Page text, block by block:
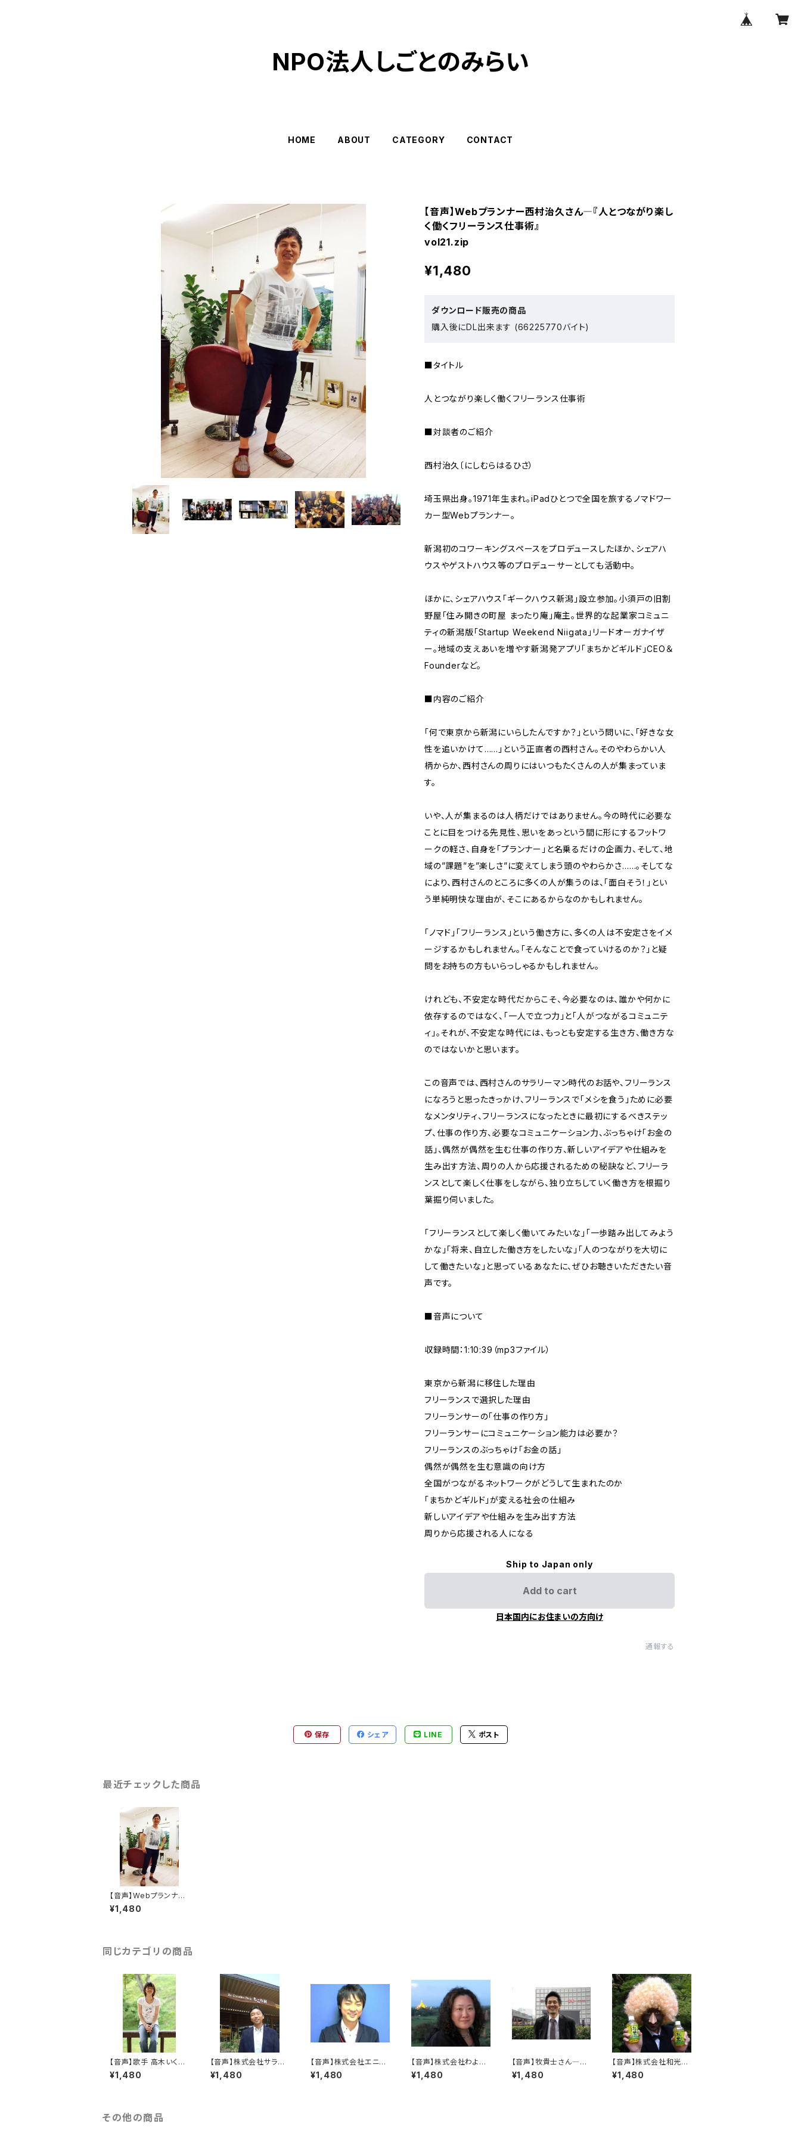
NPO法人しごとのみらい
HOME ABOUT CATEGORY CONTACT
【音声】Webプランナー西村治久さん―『人とつながり楽し
く働くフリーランス仕事術』
vol21.zip
¥1,480
ダウンロード販売の商品
購入後にDL出来ます (66225770バイト)
■タイトル
人とつながり楽しく働くフリーランス仕事術
■対談者のご紹介
西村治久〔にしむらはるひさ）
埼玉県出身。1971年生まれ。iPadひとつで全国を旅するノマドワー
カー型Webプランナー。
新潟初のコワーキングスペースをプロデュースしたほか、シェアハ
ウスやゲストハウス等のプロデューサーとしても活動中。
ほかに、シェアハウス「ギークハウス新潟」設立参加。小須戸の旧割
野屋「住み開きの町屋 まったり庵」庵主。世界的な起業家コミュニ
ティの新潟版「Startup Weekend Niigata」リードオーガナイザ
ー。地域の支えあいを増やす新潟発アプリ「まちかどギルド」CEO＆
Founderなど。
■内容のご紹介
「何で東京から新潟にいらしたんですか？」という問いに、「好きな女
性を追いかけて……」という正直者の西村さん。そのやわらかい人
柄からか、西村さんの周りにはいつもたくさんの人が集まっていま
す。
いや、人が集まるのは人柄だけではありません。今の時代に必要な
ことに目をつける先見性、思いをあっという間に形にするフットワ
ークの軽さ、自身を「プランナー」と名乗るだけの企画力、そして、地
域の”課題”を”楽しさ”に変えてしまう頭のやわらかさ……。そしてな
により、西村さんのところに多くの人が集うのは、「面白そう！」とい
う単純明快な理由が、そこにあるからなのかもしれません。
「ノマド」「フリーランス」という働き方に、多くの人は不安定さをイメ
ージするかもしれません。「そんなことで食っていけるのか？」と疑
問をお持ちの方もいらっしゃるかもしれません。
けれども、不安定な時代だからこそ、今必要なのは、誰かや何かに
依存するのではなく、「一人で立つ力」と「人がつながるコミュニテ
ィ」。それが、不安定な時代には、もっとも安定する生き方、働き方な
のではないかと思います。
この音声では、西村さんのサラリーマン時代のお話や、フリーランス
になろうと思ったきっかけ、フリーランスで「メシを食う」ために必要
なメンタリティ、フリーランスになったときに最初にするべきステッ
プ、仕事の作り方、必要なコミュニケーション力、ぶっちゃけ「お金の
話」、偶然が偶然を生む仕事の作り方、新しいアイデアや仕組みを
生み出す方法、周りの人から応援されるための秘訣など、フリーラ
ンスとして楽しく仕事をしながら、独り立ちしていく働き方を根掘り
葉掘り伺いました。
「フリーランスとして楽しく働いてみたいな」「一歩踏み出してみよう
かな」「将来、自立した働き方をしたいな」「人のつながりを大切に
して働きたいな」と思っているあなたに、ぜひお聴きいただきたい音
声です。
■音声について
収録時間：1:10:39（mp3ファイル）
東京から新潟に移住した理由
フリーランスで選択した理由
フリーランサーの「仕事の作り方」
フリーランサーにコミュニケーション能力は必要か？
フリーランスのぶっちゃけ「お金の話」
偶然が偶然を生む意識の向け方
全国がつながるネットワークがどうして生まれたのか
「まちかどギルド」が変える社会の仕組み
新しいアイデアや仕組みを生み出す方法
周りから応援される人になる
Ship to Japan only
Add to cart
日本国内にお住まいの方向け
通報する
保存 シェア LINE ポスト
最近チェックした商品
【音声】Webプランナー
西村治久さん―『人とつ
ながり楽しく働くフリー
¥1,480
同じカテゴリの商品
【音声】歌手 高木いくの
さん―『「何があっても、
人のせいにしない」～苦
¥1,480
【音声】株式会社サラダ
コスモ 宮地隆彰さん ―
『 「仕事をつくる楽しさ」
¥1,480
【音声】株式会社エニー
ケア 宮原翔さん―『「も
うイヤだ！」と思ったきが
¥1,480
【音声】株式会社わよみ
大田知美さん―『働きや
すい環境をつくる「自然
¥1,480
【音声】牧貴士さん―
『夢を語って起業する法
―やりたいことを仕事に
¥1,480
【音声】株式会社和光ベ
ンディング 加藤克己さ
ん―『自立がつくる楽し
¥1,480
その他の商品